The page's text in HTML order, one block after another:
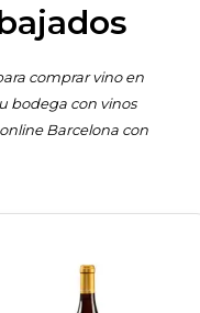
comprar vino en
bodega con vinos
Barcelona con